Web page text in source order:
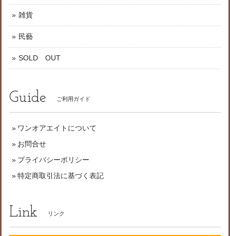
雑貨
民藝
SOLD OUT
Guide ご利用ガイド
ワンオアエイトについて
お問合せ
プライバシーポリシー
特定商取引法に基づく表記
Link リンク